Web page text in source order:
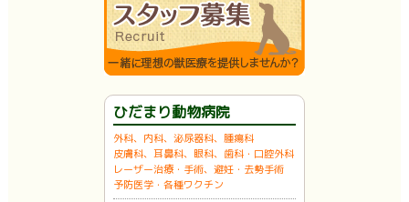
ひだまり動物病院
外科、内科、泌尿器科、腫瘍科
皮膚科、耳鼻科、眼科、歯科・口腔外科
レーザー治療・手術、避妊・去勢手術
予防医学・各種ワクチン